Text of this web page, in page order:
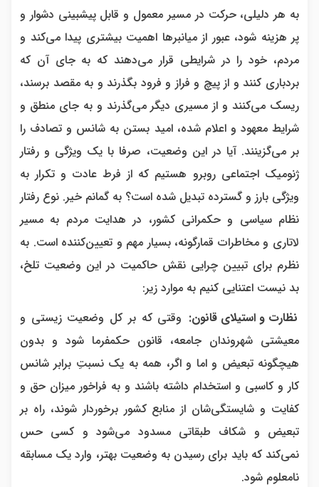
به هر دلیلی، حرکت در مسیر معمول و قابل پیشبینی دشوار و
پر هزینه شود، عبور از میانبرها اهمیت بیشتری پیدا می‌کند و
مردم، خود را در شرایطی قرار می‌دهند که به جای آن که
بردباری کنند و از پیچ و فراز و فرود بگذرند و به مقصد برسند،
ریسک می‌کنند و از مسیری دیگر می‌گذرند و به جای منطق و
شرایط معهود و اعلام شده، امید بستن به شانس و تصادف را
بر می‌گزینند. آیا در این وضعیت، صرفا با یک ویژگی و رفتار
ژنومیک اجتماعی روبرو هستیم که از فرط عادت و تکرار به
ویژگی بارز و گسترده تبدیل شده است؟ به گمانم خیر. نوع رفتار
نظام سیاسی و حکمرانی کشور، در هدایت مردم به مسیر
لاتاری و مخاطرات قمارگونه، بسیار مهم و تعیین‌کننده است. به
نظرم برای تبیین چرایی نقش حاکمیت در این وضعیت تلخ،
بد نیست اعتنایی کنیم به موارد زیر:
نظارت و استیلای قانون: وقتی که بر کل وضعیت زیستی و
معیشتی شهروندان جامعه، قانون حکمفرما شود و بدون
هیچگونه تبعیض و اما و اگر، همه به یک نسبتِ برابر شانس
کار و کاسبی و استخدام داشته باشند و به فراخور میزان حق و
کفایت و شایستگی‌شان از منابع کشور برخوردار شوند، راه بر
تبعیض و شکاف طبقاتی مسدود می‌شود و کسی حس
نمی‌کند که باید برای رسیدن به وضعیت بهتر، وارد یک مسابقه
نامعلوم شود.